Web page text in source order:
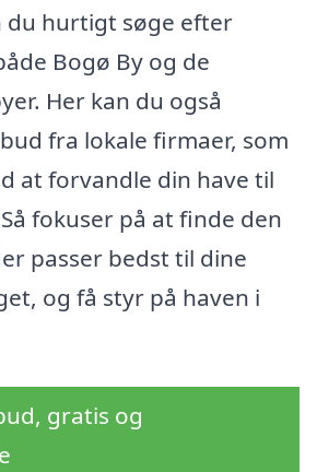
du hurtigt søge efter
Bogø By og de
Her kan du også
fra lokale firmaer, som
at forvandle din have til
fokuser på at finde den
passer bedst til dine
og få styr på haven i
gratis og